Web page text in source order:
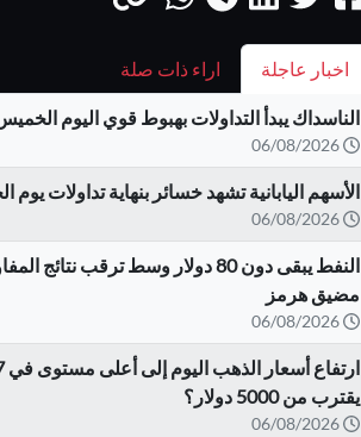
اخبار عاجلة اراء ذات صلة
الناسداك يبدأ التداولات بهبوط قوي اليوم
06/08/2026
الأسهم اليابانية تشهد خسائر بنهاية تداولات يوم
06/08/2026
النفط يبقى دون 80 دولار وسط ترقب
مضيق هرمز
06/08/2026
يقترب من 5000 دولار؟
06/08/2026